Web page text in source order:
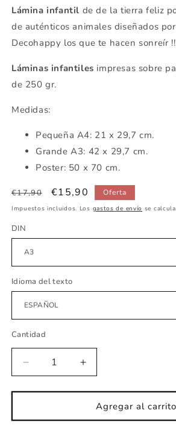
Lámina infantil de de la tierra feliz
de auténticos animales diseñados
Decohappy los que te hacen sonreír !!
Láminas infantiles impresas sobre
de 250 gr.
Medidas:
Pequeña A4: 21 x 29,7 cm.
Grande A3: 42 x 29,7 cm.
Poster: 50 x 70 cm.
Precio
habitual
€17,90
Precio
de
€15,90 Oferta
Impuestos incluidos. Los gastos de envío se
DIN
Idioma del texto
Cantidad
Reducir
cantidad
para
infantil
Aumentar
cantidad
para
Lámina
infantil
Agregar al carrito